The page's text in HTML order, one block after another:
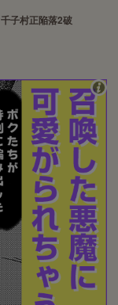
千子村正陥落2破